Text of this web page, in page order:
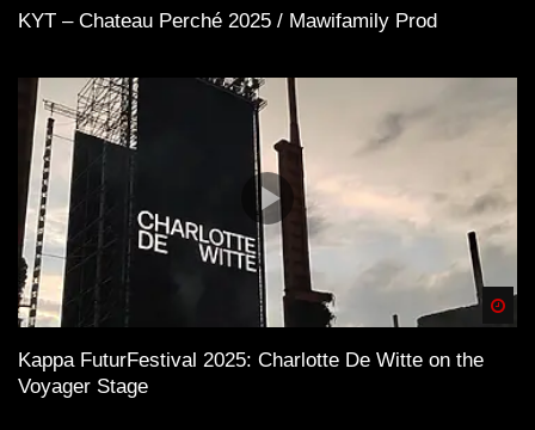
KYT – Chateau Perché 2025 / Mawifamily Prod
Kappa FuturFestival 2025: Charlotte De Witte on the
Voyager Stage